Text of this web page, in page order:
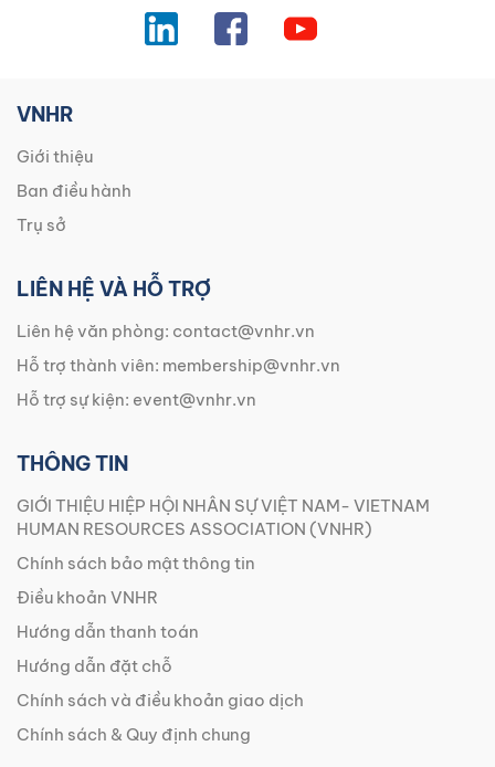
VNHR
Giới thiệu
Ban điều hành
Trụ sở
LIÊN HỆ VÀ HỖ TRỢ
Liên hệ văn phòng: contact@vnhr.vn
Hỗ trợ thành viên: membership@vnhr.vn
Hỗ trợ sự kiện: event@vnhr.vn
THÔNG TIN
GIỚI THIỆU HIỆP HỘI NHÂN SỰ VIỆT NAM- VIETNAM
HUMAN RESOURCES ASSOCIATION (VNHR)
Chính sách bảo mật thông tin
Điều khoản VNHR
Hướng dẫn thanh toán
Hướng dẫn đặt chỗ
Chính sách và điều khoản giao dịch
Chính sách & Quy định chung